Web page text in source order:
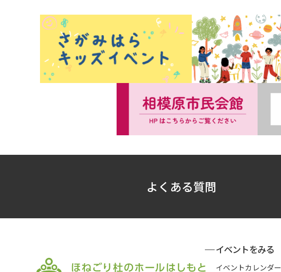
よくある質問
イベントをみる
イベントカレンダー